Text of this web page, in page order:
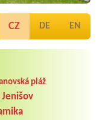
CZ DE EN
pláž